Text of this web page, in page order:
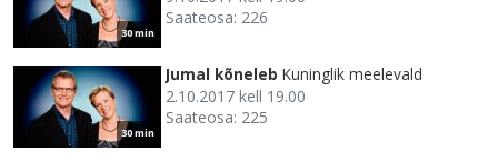
30 min
Saateosa: 226
30 min
Jumal kõneleb Kuninglik meelevald
2.10.2017 kell 19.00
Saateosa: 225